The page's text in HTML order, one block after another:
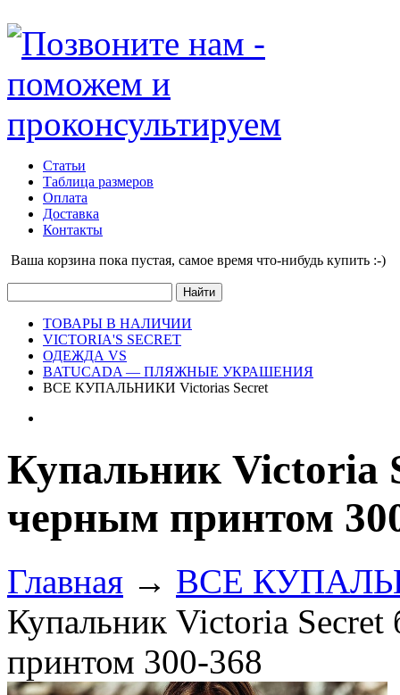
Статьи
Таблица размеров
Оплата
Доставка
Контакты
Ваша корзина пока пустая, cамое время что-нибудь купить :-)
ТОВАРЫ В НАЛИЧИИ
VICTORIA'S SECRET
ОДЕЖДА VS
BATUCADA — ПЛЯЖНЫЕ УКРАШЕНИЯ
ВСЕ КУПАЛЬНИКИ Victorias Secret
Купальник Victoria
черным принтом
Главная → ВСЕ
Купальник Victoria
принтом 300-368